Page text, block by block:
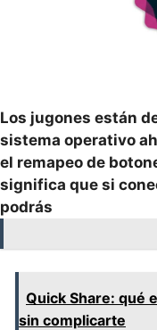
Los jugones están
sistema operativo
el remapeo de
significa que si
podrás
Quick Share: qué
sin complicarte